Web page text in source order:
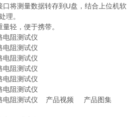
口将测量数据转存到U盘，结合上位机软
理。
轻，便于携带。
产品视频 产品图集